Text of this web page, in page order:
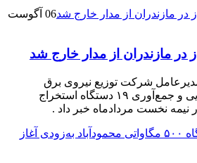
06 آگوست
مدیرعامل شرکت توزیع نیروی برق
مازندران از شناسایی و جمع‌آوری ۱۹ دستگاه استخراج
نیمه نخست مردادماه خبر داد .